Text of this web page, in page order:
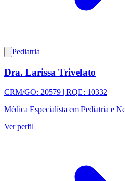
Pediatria
Dra. Larissa Trivelato
CRM/GO: 20579 | RQE: 10332
Médica Especialista em Pediatria e
Ver perfil